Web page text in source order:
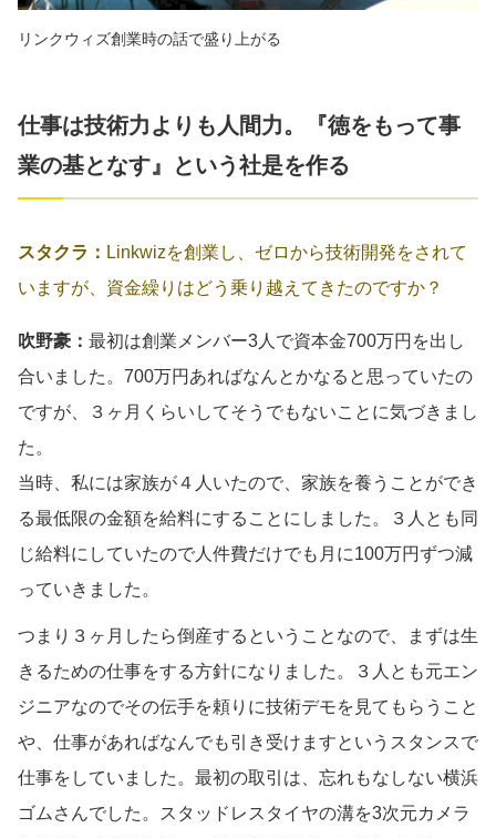
リンクウィズ創業時の話で盛り上がる
仕事は技術力よりも人間力。『徳をもって事
業の基となす』という社是を作る
スタクラ： Linkwizを創業し、ゼロから技術開発をされて
いますが、資金繰りはどう乗り越えてきたのですか？
吹野豪： 最初は創業メンバー3人で資本金700万円を出し
合いました。700万円あればなんとかなると思っていたの
ですが、３ヶ月くらいしてそうでもないことに気づきまし
た。
当時、私には家族が４人いたので、家族を養うことができ
る最低限の金額を給料にすることにしました。３人とも同
じ給料にしていたので人件費だけでも月に100万円ずつ減
っていきました。
つまり３ヶ月したら倒産するということなので、まずは生
きるための仕事をする方針になりました。３人とも元エン
ジニアなのでその伝手を頼りに技術デモを見てもらうこと
や、仕事があればなんでも引き受けますというスタンスで
仕事をしていました。最初の取引は、忘れもなしない横浜
ゴムさんでした。スタッドレスタイヤの溝を3次元カメラ